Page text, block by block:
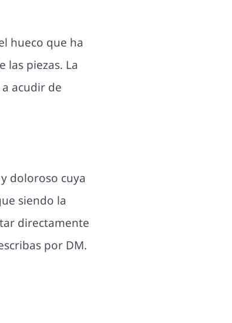
hueco que ha
las piezas. La
acudir de
doloroso cuya
siendo la
directamente
por DM.